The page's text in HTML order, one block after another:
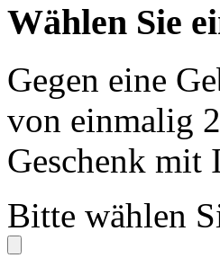
Wählen Sie
Gegen eine
von einmalig
Geschenk mit
Bitte wählen